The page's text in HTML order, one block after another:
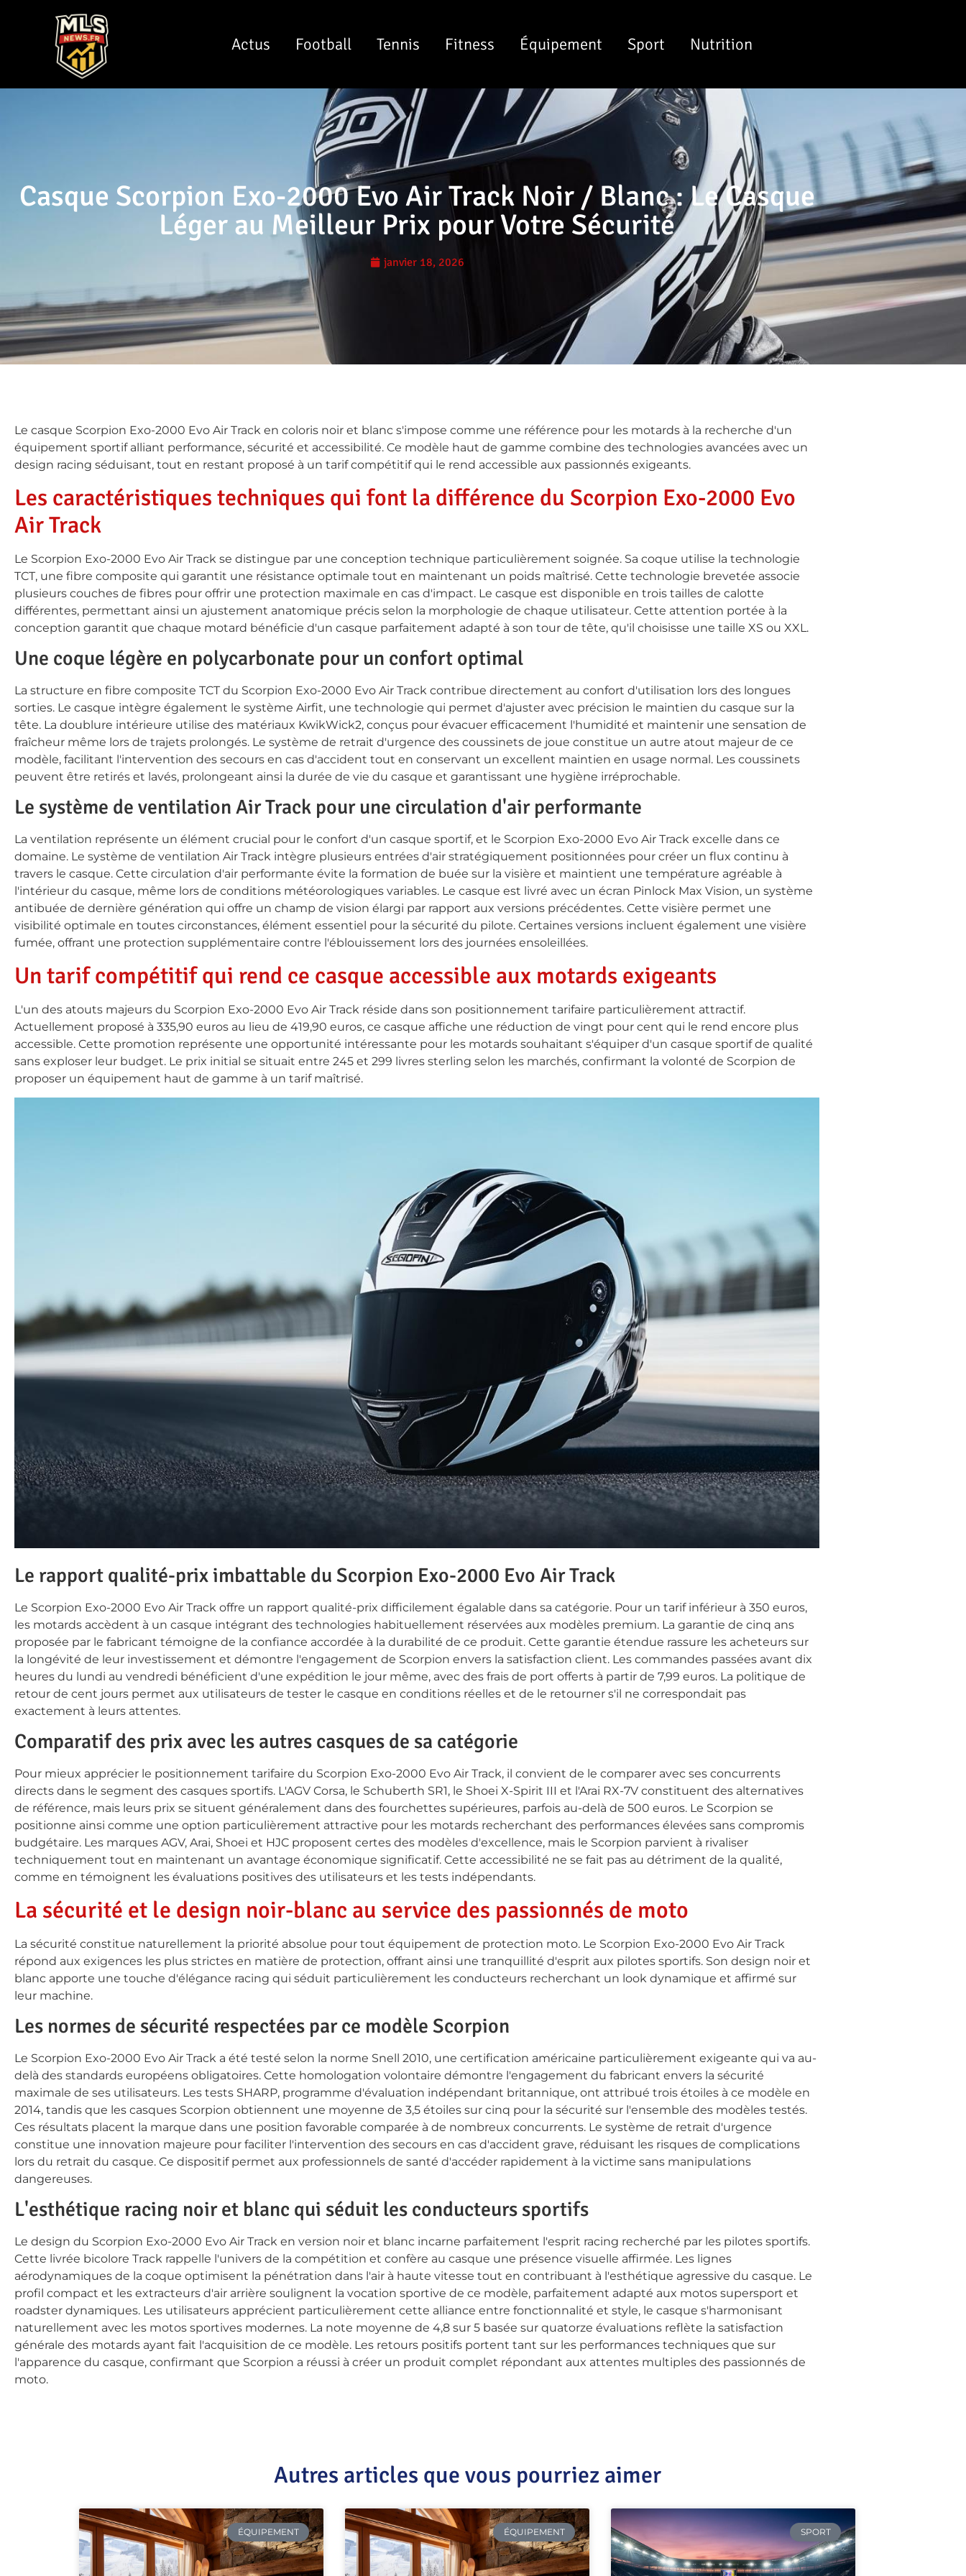
Actus Football Tennis Fitness Équipement Sport Nutrition
Casque Scorpion Exo-2000 Evo Air Track Noir / Blanc : Le Casque
Léger au Meilleur Prix pour Votre Sécurité
janvier 18, 2026
Le casque Scorpion Exo-2000 Evo Air Track en coloris noir et blanc s'impose comme une référence pour les motards à la recherche d'un
équipement sportif alliant performance, sécurité et accessibilité. Ce modèle haut de gamme combine des technologies avancées avec un
design racing séduisant, tout en restant proposé à un tarif compétitif qui le rend accessible aux passionnés exigeants.
Les caractéristiques techniques qui font la différence du Scorpion Exo-2000 Evo
Air Track
Le Scorpion Exo-2000 Evo Air Track se distingue par une conception technique particulièrement soignée. Sa coque utilise la technologie
TCT, une fibre composite qui garantit une résistance optimale tout en maintenant un poids maîtrisé. Cette technologie brevetée associe
plusieurs couches de fibres pour offrir une protection maximale en cas d'impact. Le casque est disponible en trois tailles de calotte
différentes, permettant ainsi un ajustement anatomique précis selon la morphologie de chaque utilisateur. Cette attention portée à la
conception garantit que chaque motard bénéficie d'un casque parfaitement adapté à son tour de tête, qu'il choisisse une taille XS ou XXL.
Une coque légère en polycarbonate pour un confort optimal
La structure en fibre composite TCT du Scorpion Exo-2000 Evo Air Track contribue directement au confort d'utilisation lors des longues
sorties. Le casque intègre également le système Airfit, une technologie qui permet d'ajuster avec précision le maintien du casque sur la
tête. La doublure intérieure utilise des matériaux KwikWick2, conçus pour évacuer efficacement l'humidité et maintenir une sensation de
fraîcheur même lors de trajets prolongés. Le système de retrait d'urgence des coussinets de joue constitue un autre atout majeur de ce
modèle, facilitant l'intervention des secours en cas d'accident tout en conservant un excellent maintien en usage normal. Les coussinets
peuvent être retirés et lavés, prolongeant ainsi la durée de vie du casque et garantissant une hygiène irréprochable.
Le système de ventilation Air Track pour une circulation d'air performante
La ventilation représente un élément crucial pour le confort d'un casque sportif, et le Scorpion Exo-2000 Evo Air Track excelle dans ce
domaine. Le système de ventilation Air Track intègre plusieurs entrées d'air stratégiquement positionnées pour créer un flux continu à
travers le casque. Cette circulation d'air performante évite la formation de buée sur la visière et maintient une température agréable à
l'intérieur du casque, même lors de conditions météorologiques variables. Le casque est livré avec un écran Pinlock Max Vision, un système
antibuée de dernière génération qui offre un champ de vision élargi par rapport aux versions précédentes. Cette visière permet une
visibilité optimale en toutes circonstances, élément essentiel pour la sécurité du pilote. Certaines versions incluent également une visière
fumée, offrant une protection supplémentaire contre l'éblouissement lors des journées ensoleillées.
Un tarif compétitif qui rend ce casque accessible aux motards exigeants
L'un des atouts majeurs du Scorpion Exo-2000 Evo Air Track réside dans son positionnement tarifaire particulièrement attractif.
Actuellement proposé à 335,90 euros au lieu de 419,90 euros, ce casque affiche une réduction de vingt pour cent qui le rend encore plus
accessible. Cette promotion représente une opportunité intéressante pour les motards souhaitant s'équiper d'un casque sportif de qualité
sans exploser leur budget. Le prix initial se situait entre 245 et 299 livres sterling selon les marchés, confirmant la volonté de Scorpion de
proposer un équipement haut de gamme à un tarif maîtrisé.
Le rapport qualité-prix imbattable du Scorpion Exo-2000 Evo Air Track
Le Scorpion Exo-2000 Evo Air Track offre un rapport qualité-prix difficilement égalable dans sa catégorie. Pour un tarif inférieur à 350 euros,
les motards accèdent à un casque intégrant des technologies habituellement réservées aux modèles premium. La garantie de cinq ans
proposée par le fabricant témoigne de la confiance accordée à la durabilité de ce produit. Cette garantie étendue rassure les acheteurs sur
la longévité de leur investissement et démontre l'engagement de Scorpion envers la satisfaction client. Les commandes passées avant dix
heures du lundi au vendredi bénéficient d'une expédition le jour même, avec des frais de port offerts à partir de 7,99 euros. La politique de
retour de cent jours permet aux utilisateurs de tester le casque en conditions réelles et de le retourner s'il ne correspondait pas
exactement à leurs attentes.
Comparatif des prix avec les autres casques de sa catégorie
Pour mieux apprécier le positionnement tarifaire du Scorpion Exo-2000 Evo Air Track, il convient de le comparer avec ses concurrents
directs dans le segment des casques sportifs. L'AGV Corsa, le Schuberth SR1, le Shoei X-Spirit III et l'Arai RX-7V constituent des alternatives
de référence, mais leurs prix se situent généralement dans des fourchettes supérieures, parfois au-delà de 500 euros. Le Scorpion se
positionne ainsi comme une option particulièrement attractive pour les motards recherchant des performances élevées sans compromis
budgétaire. Les marques AGV, Arai, Shoei et HJC proposent certes des modèles d'excellence, mais le Scorpion parvient à rivaliser
techniquement tout en maintenant un avantage économique significatif. Cette accessibilité ne se fait pas au détriment de la qualité,
comme en témoignent les évaluations positives des utilisateurs et les tests indépendants.
La sécurité et le design noir-blanc au service des passionnés de moto
La sécurité constitue naturellement la priorité absolue pour tout équipement de protection moto. Le Scorpion Exo-2000 Evo Air Track
répond aux exigences les plus strictes en matière de protection, offrant ainsi une tranquillité d'esprit aux pilotes sportifs. Son design noir et
blanc apporte une touche d'élégance racing qui séduit particulièrement les conducteurs recherchant un look dynamique et affirmé sur
leur machine.
Les normes de sécurité respectées par ce modèle Scorpion
Le Scorpion Exo-2000 Evo Air Track a été testé selon la norme Snell 2010, une certification américaine particulièrement exigeante qui va au-
delà des standards européens obligatoires. Cette homologation volontaire démontre l'engagement du fabricant envers la sécurité
maximale de ses utilisateurs. Les tests SHARP, programme d'évaluation indépendant britannique, ont attribué trois étoiles à ce modèle en
2014, tandis que les casques Scorpion obtiennent une moyenne de 3,5 étoiles sur cinq pour la sécurité sur l'ensemble des modèles testés.
Ces résultats placent la marque dans une position favorable comparée à de nombreux concurrents. Le système de retrait d'urgence
constitue une innovation majeure pour faciliter l'intervention des secours en cas d'accident grave, réduisant les risques de complications
lors du retrait du casque. Ce dispositif permet aux professionnels de santé d'accéder rapidement à la victime sans manipulations
dangereuses.
L'esthétique racing noir et blanc qui séduit les conducteurs sportifs
Le design du Scorpion Exo-2000 Evo Air Track en version noir et blanc incarne parfaitement l'esprit racing recherché par les pilotes sportifs.
Cette livrée bicolore Track rappelle l'univers de la compétition et confère au casque une présence visuelle affirmée. Les lignes
aérodynamiques de la coque optimisent la pénétration dans l'air à haute vitesse tout en contribuant à l'esthétique agressive du casque. Le
profil compact et les extracteurs d'air arrière soulignent la vocation sportive de ce modèle, parfaitement adapté aux motos supersport et
roadster dynamiques. Les utilisateurs apprécient particulièrement cette alliance entre fonctionnalité et style, le casque s'harmonisant
naturellement avec les motos sportives modernes. La note moyenne de 4,8 sur 5 basée sur quatorze évaluations reflète la satisfaction
générale des motards ayant fait l'acquisition de ce modèle. Les retours positifs portent tant sur les performances techniques que sur
l'apparence du casque, confirmant que Scorpion a réussi à créer un produit complet répondant aux attentes multiples des passionnés de
moto.
Autres articles que vous pourriez aimer
ÉQUIPEMENT ÉQUIPEMENT SPORT